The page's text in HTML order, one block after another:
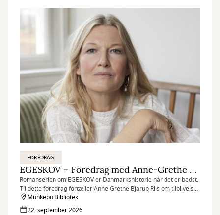
FOREDRAG
EGESKOV – Foredrag med Anne-Grethe Bjarup Riis
Romanserien om EGESKOV er Danmarkshistorie når det er bedst.
Til dette foredrag fortæller Anne-Grethe Bjarup Riis om tilblivelsen
af den storslåede romanserie og tager publikum med på en
tidsrejse tilbage til Danmark i 1870’erne.
Munkebo Bibliotek
22. september 2026